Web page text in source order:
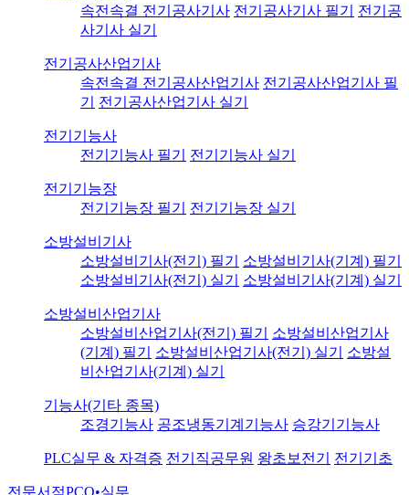
속전속결 전기공사기사 전기공사기사 필기
전기공
사기사 실기
전기공사산업기사
속전속결 전기공사산업기사 전기공사산업기사 필
기
전기공사산업기사 실기
전기기능사
전기기능사 필기
전기기능사 실기
전기기능장
전기기능장 필기
전기기능장 실기
소방설비기사
소방설비기사(전기) 필기
소방설비기사(기계) 필기
소방설비기사(전기) 실기
소방설비기사(기계) 실기
소방설비산업기사
소방설비산업기사(전기) 필기
소방설비산업기사
(기계) 필기
소방설비산업기사(전기) 실기
소방설
비산업기사(기계) 실기
기능사(기타 종목)
조경기능사 공조냉동기계기능사 승강기기능사
PLC실무 & 자격증 전기직공무원 왕초보전기 전기기초
전문서적PCQ•실무